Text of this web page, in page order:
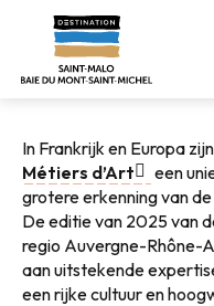
contenu
Home Wonen zoals
Europese Ambachtsdagen
In Frankrijk en Europa
Métiers d’Art
een
grotere erkenning van
De editie van 2025 van
regio Auvergne-Rhône-
aan uitstekende
een rijke cultuur en